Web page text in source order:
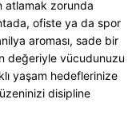
atlamak zorunda
ofiste ya da spor
aroması, sade bir
değeriyle vücudunuzu
yaşam hedeflerinize
disipline